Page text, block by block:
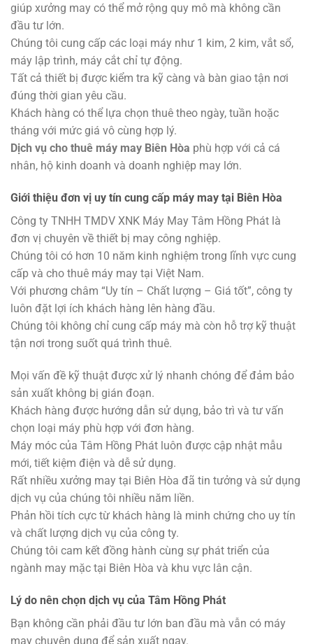
giúp xưởng may có thể mở rộng quy mô mà không cần
đầu tư lớn.
Chúng tôi cung cấp các loại máy như 1 kim, 2 kim, vắt sổ,
máy lập trình, máy cắt chỉ tự động.
Tất cả thiết bị được kiểm tra kỹ càng và bàn giao tận nơi
đúng thời gian yêu cầu.
Khách hàng có thể lựa chọn thuê theo ngày, tuần hoặc
tháng với mức giá vô cùng hợp lý.
Dịch vụ cho thuê máy may Biên Hòa phù hợp với cả cá
nhân, hộ kinh doanh và doanh nghiệp may lớn.
Giới thiệu đơn vị uy tín cung cấp máy may tại Biên Hòa
Công ty TNHH TMDV XNK Máy May Tâm Hồng Phát là
đơn vị chuyên về thiết bị may công nghiệp.
Chúng tôi có hơn 10 năm kinh nghiệm trong lĩnh vực cung
cấp và cho thuê máy may tại Việt Nam.
Với phương châm “Uy tín – Chất lượng – Giá tốt”, công ty
luôn đặt lợi ích khách hàng lên hàng đầu.
Chúng tôi không chỉ cung cấp máy mà còn hỗ trợ kỹ thuật
tận nơi trong suốt quá trình thuê.
Mọi vấn đề kỹ thuật được xử lý nhanh chóng để đảm bảo
sản xuất không bị gián đoạn.
Khách hàng được hướng dẫn sử dụng, bảo trì và tư vấn
chọn loại máy phù hợp với đơn hàng.
Máy móc của Tâm Hồng Phát luôn được cập nhật mẫu
mới, tiết kiệm điện và dễ sử dụng.
Rất nhiều xưởng may tại Biên Hòa đã tin tưởng và sử dụng
dịch vụ của chúng tôi nhiều năm liền.
Phản hồi tích cực từ khách hàng là minh chứng cho uy tín
và chất lượng dịch vụ của công ty.
Chúng tôi cam kết đồng hành cùng sự phát triển của
ngành may mặc tại Biên Hòa và khu vực lân cận.
Lý do nên chọn dịch vụ của Tâm Hồng Phát
Bạn không cần phải đầu tư lớn ban đầu mà vẫn có máy
may chuyên dụng để sản xuất ngay.